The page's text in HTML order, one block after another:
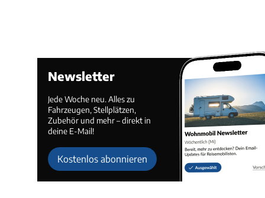
Newsletter
Jede Woche neu. Alles zu
Fahrzeugen, Stellplätzen,
Zubehör und mehr – direkt in
deine E-Mail!
Kostenlos abonnieren